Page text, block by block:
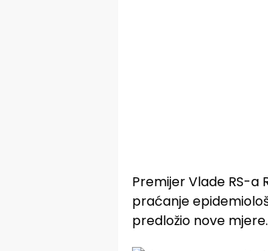
Premijer Vlade RS-a
praćanje
predložio nove mjere.